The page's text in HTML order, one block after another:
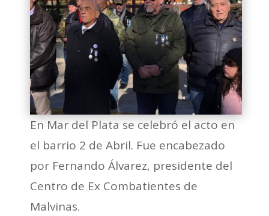
En Mar del Plata se celebró el acto en
el barrio 2 de Abril. Fue encabezado
por Fernando Álvarez, presidente del
Centro de Ex Combatientes de
Malvinas.